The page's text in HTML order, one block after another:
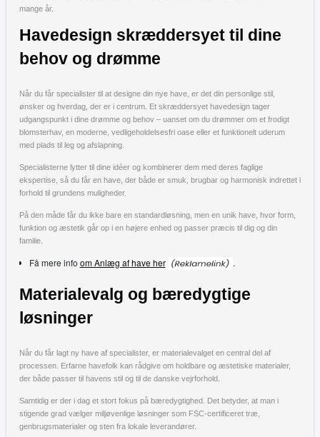
mange år.
Havedesign skræddersyet til dine
behov og drømme
Når du får specialister til at designe din nye have, er det din personlige stil,
ønsker og hverdag, der er i centrum. Et skræddersyet havedesign tager
udgangspunkt i dine drømme og behov – uanset om du drømmer om et frodigt
blomsterhav, en moderne, vedligeholdelsesfri oase eller et funktionelt uderum
med plads til leg og afslapning.
Specialisterne lytter til dine idéer og kombinerer dem med deres faglige
ekspertise, så du får en have, der både er smuk, brugbar og harmonisk indrettet i
forhold til grundens muligheder.
På den måde får du ikke bare en standardløsning, men en unik have, hvor form,
funktion og æstetik går op i en højere enhed og passer præcis til dig og din
familie.
Få mere info om Anlæg af have her .
Materialevalg og bæredygtige
løsninger
Når du får lagt ny have af specialister, er materialevalget en central del af
processen. Erfarne havefolk kan rådgive om holdbare og æstetiske materialer,
der både passer til havens stil og til de danske vejrforhold.
Samtidig er der i dag et stort fokus på bæredygtighed. Det betyder, at man i
stigende grad vælger miljøvenlige løsninger som FSC-certificeret træ,
genbrugsmaterialer og sten fra lokale leverandører.